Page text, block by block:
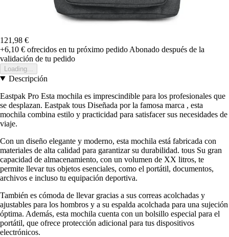
121,98 €
+6,10 € ofrecidos en tu próximo pedido Abonado después de la
validación de tu pedido
Loading...
Descripción
Eastpak Pro Esta mochila es imprescindible para los profesionales que
se desplazan. Eastpak tous Diseñada por la famosa marca , esta
mochila combina estilo y practicidad para satisfacer sus necesidades de
viaje.
Con un diseño elegante y moderno, esta mochila está fabricada con
materiales de alta calidad para garantizar su durabilidad. tous Su gran
capacidad de almacenamiento, con un volumen de XX litros, te
permite llevar tus objetos esenciales, como el portátil, documentos,
archivos e incluso tu equipación deportiva.
También es cómoda de llevar gracias a sus correas acolchadas y
ajustables para los hombros y a su espalda acolchada para una sujeción
óptima. Además, esta mochila cuenta con un bolsillo especial para el
portátil, que ofrece protección adicional para tus dispositivos
electrónicos.